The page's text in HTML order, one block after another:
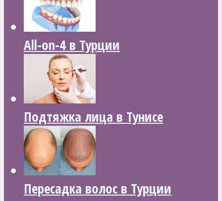
All-on-4 в Турции
Подтяжка лица в Тунисе
Пересадка волос в Турции